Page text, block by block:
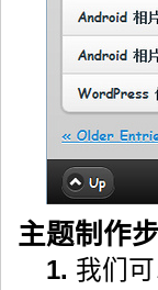
主题制作
1. 我们